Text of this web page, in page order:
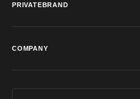
PRIVATEBRAND
COMPANY